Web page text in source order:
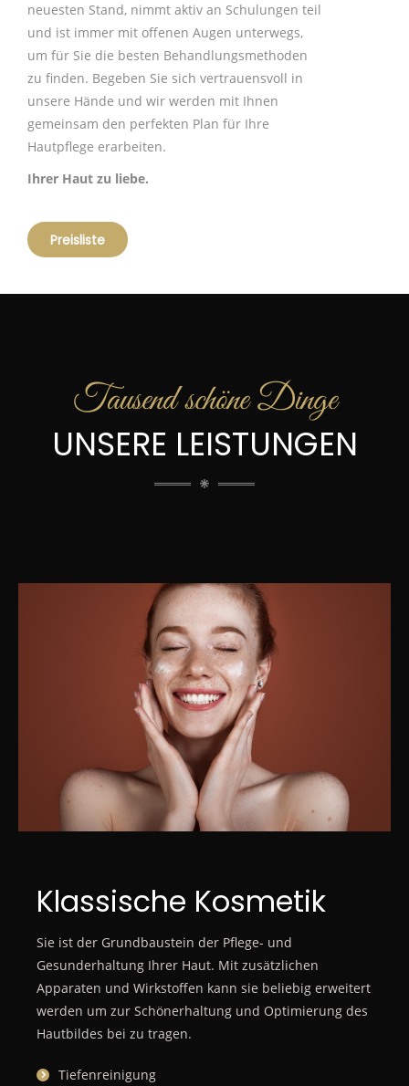
neuesten Stand, nimmt aktiv an Schulungen teil
und ist immer mit offenen Augen unterwegs,
um für Sie die besten Behandlungsmethoden
zu finden. Begeben Sie sich vertrauensvoll in
unsere Hände und wir werden mit Ihnen
gemeinsam den perfekten Plan für Ihre
Hautpflege erarbeiten.
Ihrer Haut zu liebe.
Preisliste
Tausend schöne Dinge
UNSERE LEISTUNGEN
Klassische Kosmetik
Sie ist der Grundbaustein der Pflege- und
Gesunderhaltung Ihrer Haut. Mit zusätzlichen
Apparaten und Wirkstoffen kann sie beliebig erweitert
werden um zur Schönerhaltung und Optimierung des
Hautbildes bei zu tragen.
Tiefenreinigung